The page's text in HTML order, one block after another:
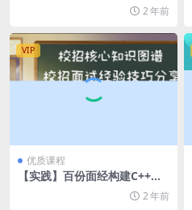
2 年前
VIP
优质课程
【实践】百份面经构建C++开
发工程师核心技术栈知识图谱
2 年前